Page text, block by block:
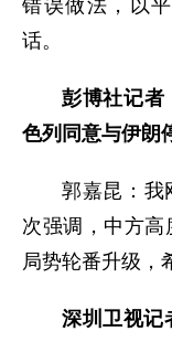
错误做法，以
话。
彭博社记者
色列同意与伊朗
郭嘉昆：我
次强调，中方
局势轮番升级，
深圳卫视记